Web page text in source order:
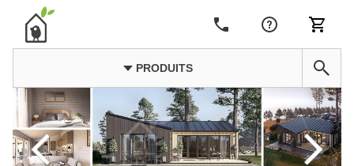
PRODUITS